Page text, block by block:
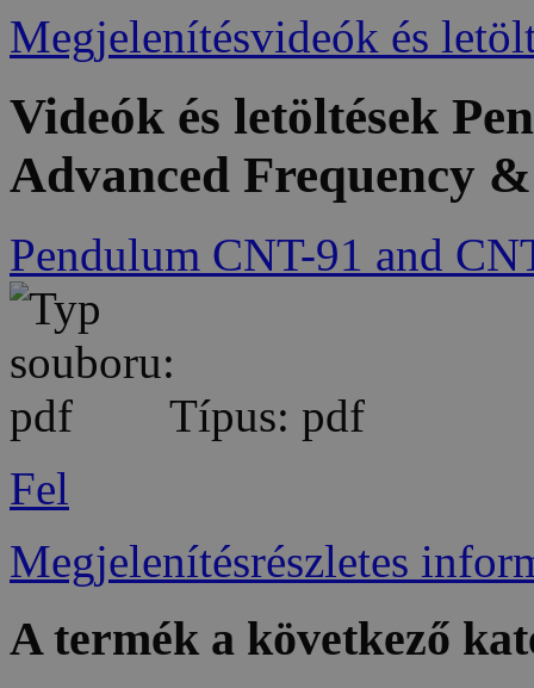
Megjelenítésvideók és
Videók és letöltések
Advanced Frequency
Pendulum CNT-91 and
Típus: pdf
Fel
Megjelenítésrészletes
A termék a következő